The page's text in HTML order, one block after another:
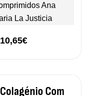
10,65€
Colagénio Com